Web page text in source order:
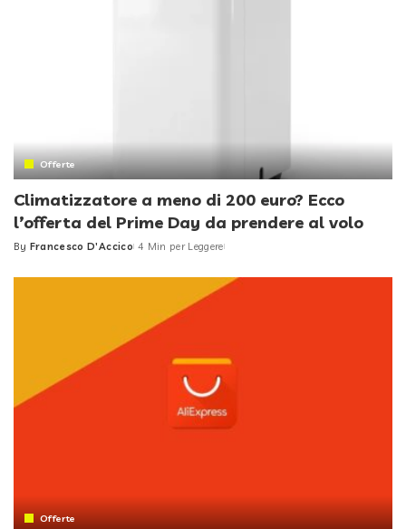
Offerte
Climatizzatore a meno di 200 euro? Ecco
l’offerta del Prime Day da prendere al volo
Posted
By Francesco D'Accico 4 Min per Leggere
Offerte